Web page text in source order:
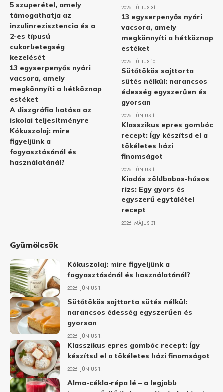
5 szuperétel, amely
támogathatja az
inzulinrezisztencia és a
2-es típusú
cukorbetegség
kezelését
13 egyserpenyős nyári
vacsora, amely
megkönnyíti a hétköznap
estéket
A diszgráfia hatása az
iskolai teljesítményre
Kókuszolaj: mire
figyeljünk a
fogyasztásánál és
használatánál?
2026. JÚLIUS 31.
13 egyserpenyős nyári
vacsora, amely
megkönnyíti a hétköznap
estéket
2026. JÚLIUS 10.
Sütőtökös sajttorta
sütés nélkül: narancsos
édesség egyszerűen és
gyorsan
2026. JÚNIUS 1.
Klasszikus epres gombóc
recept: Így készítsd el a
tökéletes házi
finomságot
2026. JÚNIUS 1.
Kiadós zöldbabos-húsos
rizs: Egy gyors és
egyszerű egytálétel
recept
2026. MÁJUS 31.
Gyümölcsök
Kókuszolaj: mire figyeljünk a
fogyasztásánál és használatánál?
2026. JÚNIUS 1.
Sütőtökös sajttorta sütés nélkül:
narancsos édesség egyszerűen és
gyorsan
2026. JÚNIUS 1.
Klasszikus epres gombóc recept: Így
készítsd el a tökéletes házi finomságot
2026. JÚNIUS 1.
Alma-cékla-répa lé – a legjobb